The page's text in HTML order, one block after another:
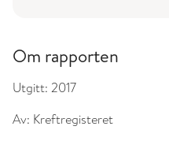
Om rapporten
Utgitt: 2017
Av: Kreftregisteret